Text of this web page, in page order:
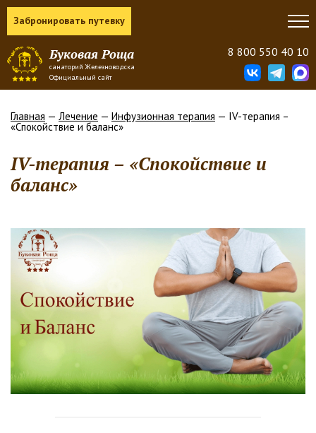
Буковая Роща
санаторий Железноводска
Официальный сайт
8 800 550 40 10
Забронировать путевку
Главная — Лечение — Инфузионная терапия — IV-терапия –
«Спокойствие и баланс»
IV-терапия – «Спокойствие и
баланс»